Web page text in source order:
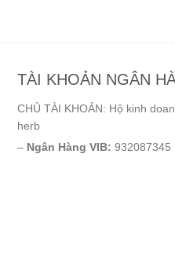
TÀI KHOẢN NGÂN
CHỦ TÀI KHOẢN: Hộ kinh
herb
– Ngân Hàng VIB: 932087345